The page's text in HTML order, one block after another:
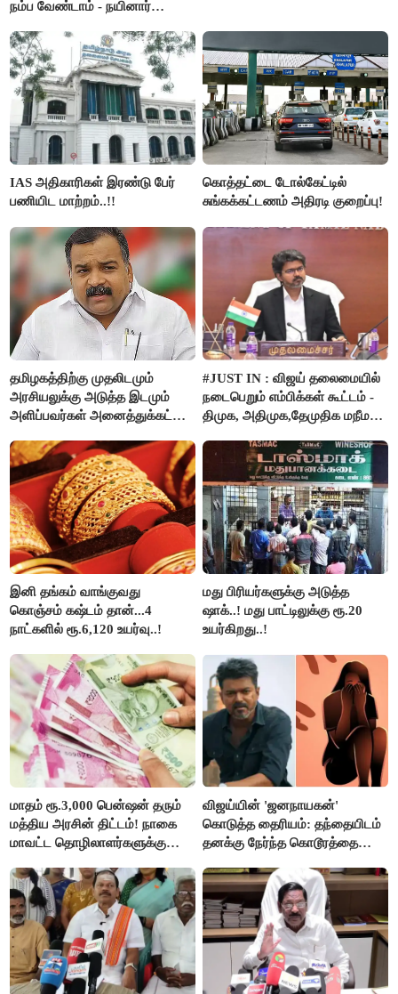
நம்ப வேண்டாம் - நயினார்
IAS அதிகாரிகள் இரண்டு பேர்
பணியிட மாற்றம்..!!
கொத்தட்டை டோல்கேட்டில்
சுங்கக்கட்டணம் அதிரடி குறைப்பு!
தமிழகத்திற்கு முதலிடமும்
அரசியலுக்கு அடுத்த இடமும்
அளிப்பவர்கள் அனைத்துக்கட்சி
பங்கேற்பார்கள் - மாணிக்கம்
தாகூர்..!!
#JUST IN : விஜய் தலைமையில்
நடைபெறும் எம்பிக்கள் கூட்டம் -
திமுக, அதிமுக,தேமுதிக மநீம
இனி தங்கம் வாங்குவது
கொஞ்சம் கஷ்டம் தான்...4
நாட்களில் ரூ.6,120 உயர்வு..!
மது பிரியர்களுக்கு அடுத்த
ஷாக்..! மது பாட்டிலுக்கு ரூ.20
உயர்கிறது..!
மாதம் ரூ.3,000 பென்ஷன் தரும்
மத்திய அரசின் திட்டம்! நாகை
மாவட்ட தொழிலாளர்களுக்கு
செய்தி!
விஜய்யின் 'ஜனநாயகன்'
கொடுத்த தைரியம்: தந்தையிடம்
தனக்கு நேர்ந்த கொடூரத்தை